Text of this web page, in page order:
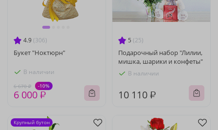
4.9 (306)
Букет "Ноктюрн"
В наличии
6 670 ₽ -10%
6 000 ₽
5 (25)
Подарочный набор "Лилии,
мишка, шарики и конфеты"
В наличии
10 110 ₽
Крупный бутон